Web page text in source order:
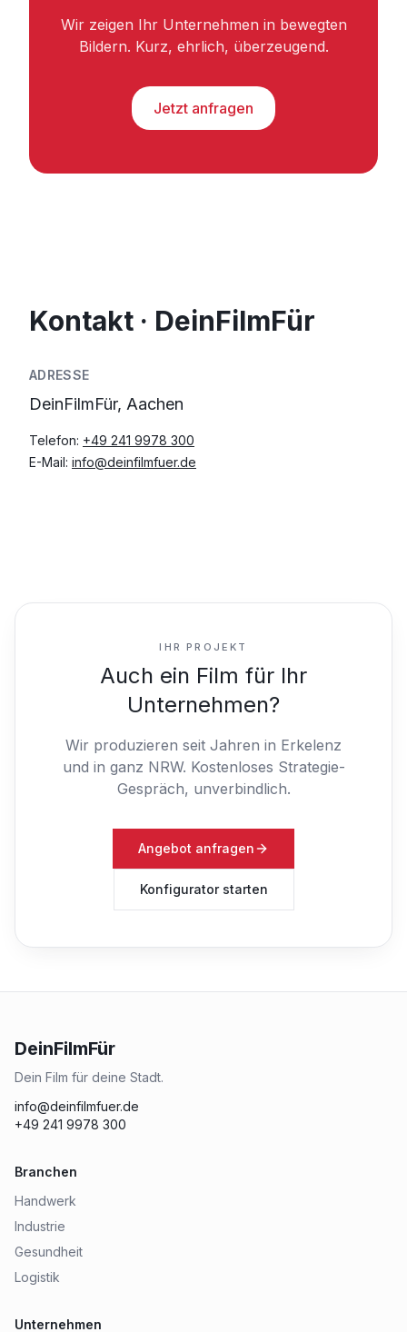
Wir zeigen Ihr Unternehmen in bewegten
Bildern. Kurz, ehrlich, überzeugend.
Jetzt anfragen
Kontakt · DeinFilmFür
ADRESSE
DeinFilmFür, Aachen
Telefon: +49 241 9978 300
E-Mail: info@deinfilmfuer.de
IHR PROJEKT
Auch ein Film für Ihr
Unternehmen?
Wir produzieren seit Jahren in Erkelenz
und in ganz NRW. Kostenloses Strategie-
Gespräch, unverbindlich.
Angebot anfragen
Konfigurator starten
DeinFilmFür
Dein Film für deine Stadt.
info@deinfilmfuer.de
+49 241 9978 300
Branchen
Handwerk
Industrie
Gesundheit
Logistik
Unternehmen